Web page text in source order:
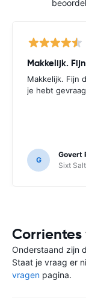
Makkelijk.
Makkelijk. Fijn
je hebt
G
Govert
Sixt
Onderstaand zijn
Staat je vraag er
vragen pagina.